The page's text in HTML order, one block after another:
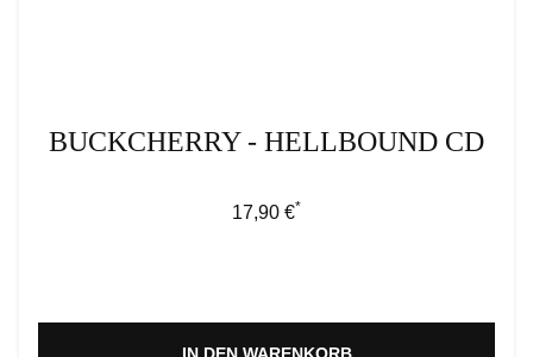
BUCKCHERRY - HELLBOUND CD
Regulärer Preis:
17,90 €*
IN DEN WARENKORB